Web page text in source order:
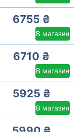
6755 ₴
В магазин
6710 ₴
В магазин
5925 ₴
В магазин